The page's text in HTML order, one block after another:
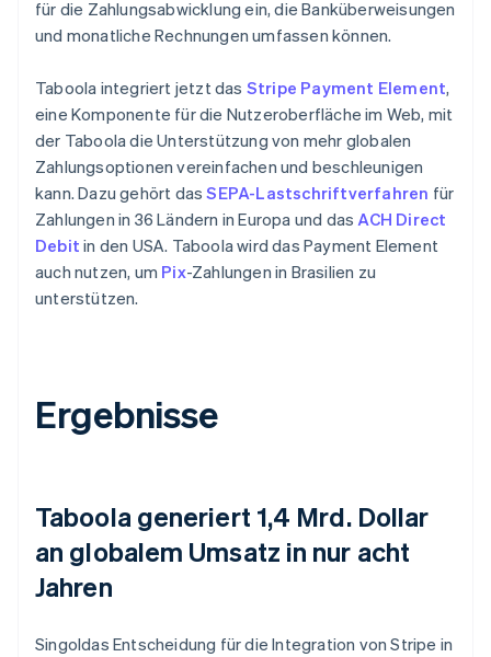
für die Zahlungsabwicklung ein, die Banküberweisungen
und monatliche Rechnungen umfassen können.
Taboola integriert jetzt das Stripe Payment Element,
eine Komponente für die Nutzeroberfläche im Web, mit
der Taboola die Unterstützung von mehr globalen
Zahlungsoptionen vereinfachen und beschleunigen
kann. Dazu gehört dasSEPA-Lastschriftverfahren für
Zahlungen in 36 Ländern in Europa und das ACH Direct
Debit in den USA. Taboola wird das Payment Element
auch nutzen, um Pix-Zahlungen in Brasilien zu
unterstützen.
Ergebnisse
Taboola generiert 1,4 Mrd. Dollar
an globalem Umsatz in nur acht
Jahren
Singoldas Entscheidung für die Integration von Stripe in